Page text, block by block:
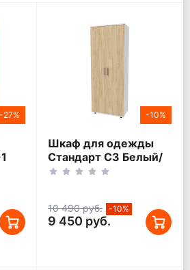
-27% -10%
Шкаф для одежды
Стандарт С3 Белый/
Дуб сонома
10 490 руб. -10%
9 450 руб.